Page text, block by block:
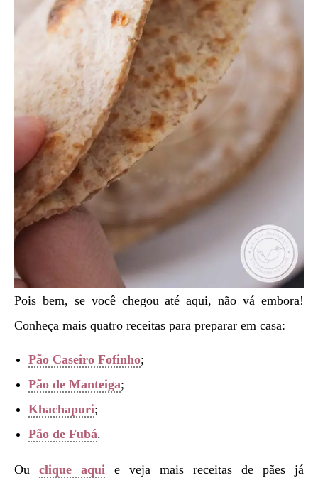
Pois bem, se você chegou até aqui, não vá embora!
Conheça mais quatro receitas para preparar em casa:
Pão Caseiro Fofinho;
Pão de Manteiga;
Khachapuri;
Pão de Fubá.
Ou clique aqui e veja mais receitas de pães já